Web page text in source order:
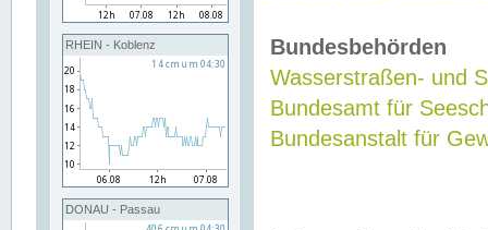
RHEIN - Koblenz
DONAU - Passau
Bundesbehörden
Wasserstraßen- und
Bundesamt für
Bundesanstalt für